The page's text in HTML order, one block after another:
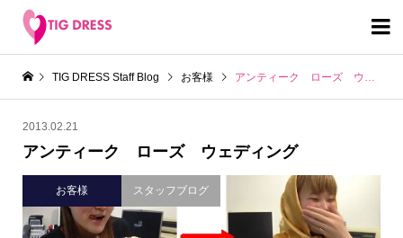

TIG DRESS Staff Blog お客様 アンティーク ローズ ウェディング
2013.02.21
アンティーク ローズ ウェディング
お客様 スタッフブログ